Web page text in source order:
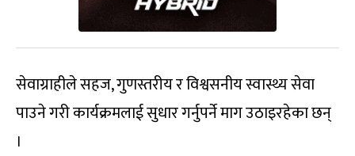
सेवाग्राहीले सहज, गुणस्तरीय र विश्वसनीय स्वास्थ्य सेवा
पाउने गरी कार्यक्रमलाई सुधार गर्नुपर्ने माग उठाइरहेका छन्
।